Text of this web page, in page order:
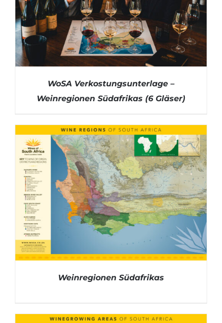
DETAILS
WoSA Verkostungsunterlage –
Weinregionen Südafrikas (6 Gläser)
Weinregionen Südafrikas